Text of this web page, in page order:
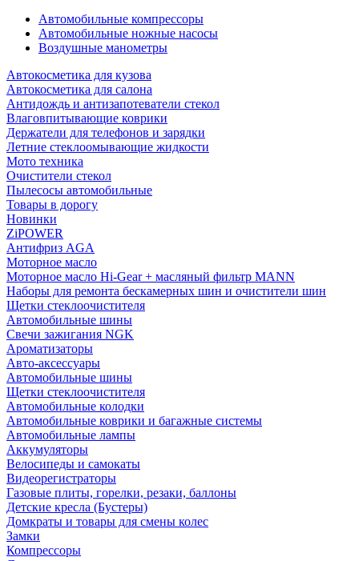
Автомобильные компрессоры
Автомобильные ножные насосы
Воздушные манометры
Автокосметика для кузова
Автокосметика для салона
Антидождь и антизапотеватели стекол
Влаговпитывающие коврики
Держатели для телефонов и зарядки
Летние стеклоомывающие жидкости
Мото техника
Очистители стекол
Пылесосы автомобильные
Товары в дорогу
Новинки
ZiPOWER
Антифриз AGA
Моторное масло
Моторное масло Hi-Gear + масляный фильтр MANN
Наборы для ремонта бескамерных шин и очистители шин
Щетки стеклоочистителя
Автомобильные шины
Свечи зажигания NGK
Ароматизаторы
Авто-аксессуары
Автомобильные шины
Щетки стеклоочистителя
Автомобильные колодки
Автомобильные коврики и багажные системы
Автомобильные лампы
Аккумуляторы
Велосипеды и самокаты
Видеорегистраторы
Газовые плиты, горелки, резаки, баллоны
Детские кресла (Бустеры)
Домкраты и товары для смены колес
Замки
Компрессоры